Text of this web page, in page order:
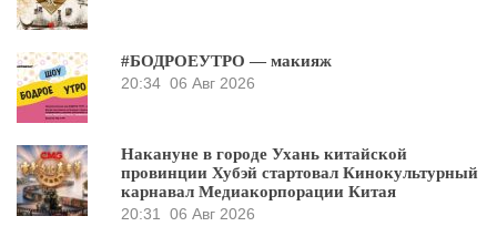
#БОДРОЕУТРО — макияж
20:34 06 Авг 2026
Накануне в городе Ухань китайской
провинции Хубэй стартовал Кинокультурный
карнавал Медиакорпорации Китая
20:31
06 Авг 2026